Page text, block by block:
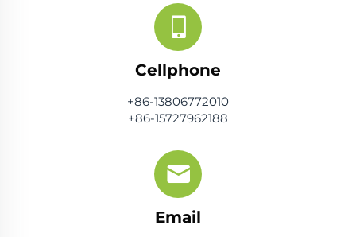
Cellphone
+86-13806772010
+86-15727962188
Email